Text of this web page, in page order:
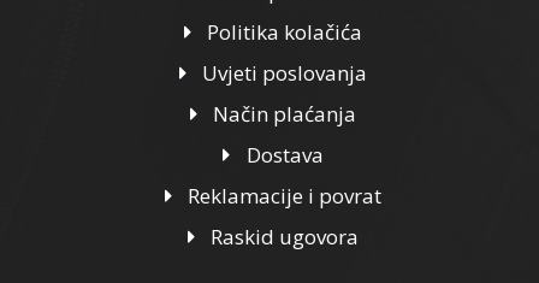
Politika kolačića
Uvjeti poslovanja
Način plaćanja
Dostava
Reklamacije i povrat
Raskid ugovora